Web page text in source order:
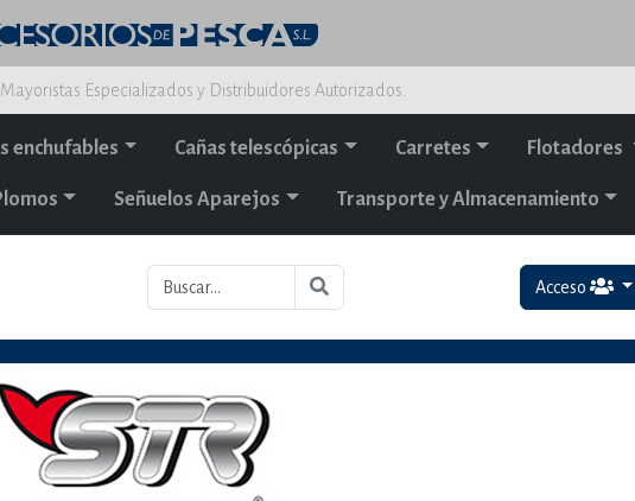
Especializados y Distribuidores Autorizados.
enchufables Cañas telescópicas Carretes Flotadores
Señuelos Aparejos Transporte y Almacenamiento
Acceso